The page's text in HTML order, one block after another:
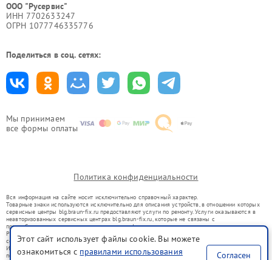
Мы принимаем
все формы оплаты
ООО "Русервис"
ИНН 7702633247
ОГРН 1077746335776
Поделиться в соц. сетях:
Политика конфиденциальности
Вся информация на сайте носит исключительно справочный характер.
Товарные знаки используются исключительно для описания устройств, в отношении которых
сервисные центры blg.braun-fix.ru предоставляют услуги по ремонту. Услуги оказываются в
неавторизованных сервисных центрах blg.braun-fix.ru, которые не связаны с
правообладателями товарных знаков или их официальными представителями.
Ремонт осуществляется для устройств, уже введенных в гражданский оборот в соответствии
со статьей 1487 ГК РФ.
Использование товарных знаков не преследует цели индивидуализации услуг или введения
потребителей в заблуждение, а служит для информирования о предоставляемых услугах по
Этот сайт использует файлы cookie. Вы можете
ознакомиться с правилами использования
Согласен